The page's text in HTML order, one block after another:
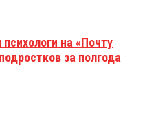
на «Почту
за полгода